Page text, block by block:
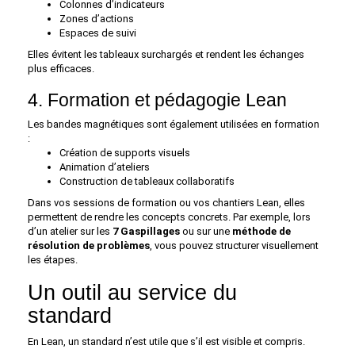
Colonnes d’indicateurs
Zones d’actions
Espaces de suivi
Elles évitent les tableaux surchargés et rendent les échanges
plus efficaces.
4. Formation et pédagogie Lean
Les bandes magnétiques sont également utilisées en formation
:
Création de supports visuels
Animation d’ateliers
Construction de tableaux collaboratifs
Dans vos sessions de formation ou vos chantiers Lean, elles
permettent de rendre les concepts concrets. Par exemple, lors
d’un atelier sur les 7 Gaspillages ou sur une méthode de
résolution de problèmes, vous pouvez structurer visuellement
les étapes.
Un outil au service du
standard
En Lean, un standard n’est utile que s’il est visible et compris.